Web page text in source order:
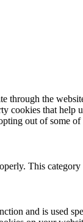
the
cookies that
out of some
This
and is used